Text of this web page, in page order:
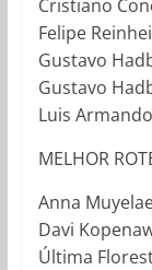
Cristiano
Felipe
Gustavo
Gustavo
Luis
MELHOR
Anna
Davi
Última